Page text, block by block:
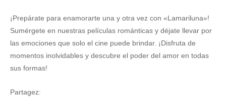
¡Prepárate para enamorarte una y otra vez con «Lamariluna»!
Sumérgete en nuestras películas románticas y déjate llevar por
las emociones que solo el cine puede brindar. ¡Disfruta de
momentos inolvidables y descubre el poder del amor en todas
sus formas!
Partagez: